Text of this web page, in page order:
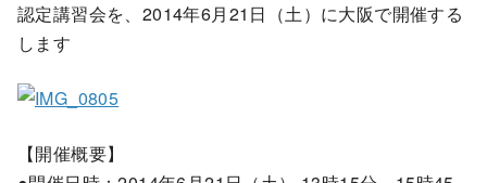
認定講習会を、2014年6月21日（土）に大阪で開催する
します
【開催概要】